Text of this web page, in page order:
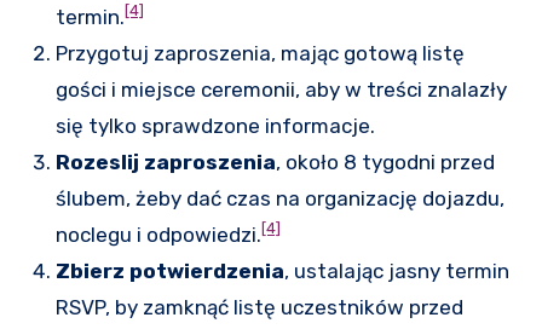
termin. [4]
Przygotuj zaproszenia, mając gotową listę
gości i miejsce ceremonii, aby w treści znalazły
się tylko sprawdzone informacje.
Rozeslij zaproszenia, około 8 tygodni przed
ślubem, żeby dać czas na organizację dojazdu,
noclegu i odpowiedzi. [4]
Zbierz potwierdzenia, ustalając jasny termin
RSVP, by zamknąć listę uczestników przed